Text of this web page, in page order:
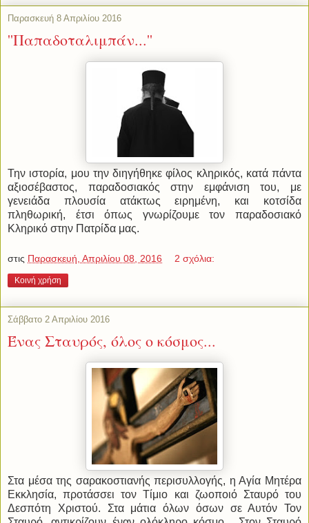
Παρασκευή 8 Απριλίου 2016
''Παπαδοταλιμπάν...''
Την ιστορία, μου την διηγήθηκε φίλος κληρικός, κατά πάντα
αξιοσέβαστος, παραδοσιακός στην εμφάνιση του, με
γενειάδα πλουσία ατάκτως ειρημένη, και κοτσίδα
πληθωρική, έτσι όπως γνωρίζουμε τον παραδοσιακό
Κληρικό στην Πατρίδα μας.
στις Παρασκευή, Απριλίου 08, 2016 2 σχόλια:
Κοινή χρήση
Σάββατο 2 Απριλίου 2016
Ένας Σταυρός, όλος ο κόσμος...
Στα μέσα της σαρακοστιανής περισυλλογής, η Αγία Μητέρα
Εκκλησία, προτάσσει τον Τίμιο και ζωοποιό Σταυρό του
Δεσπότη Χριστού. Στα μάτια όλων όσων σε Αυτόν Τον